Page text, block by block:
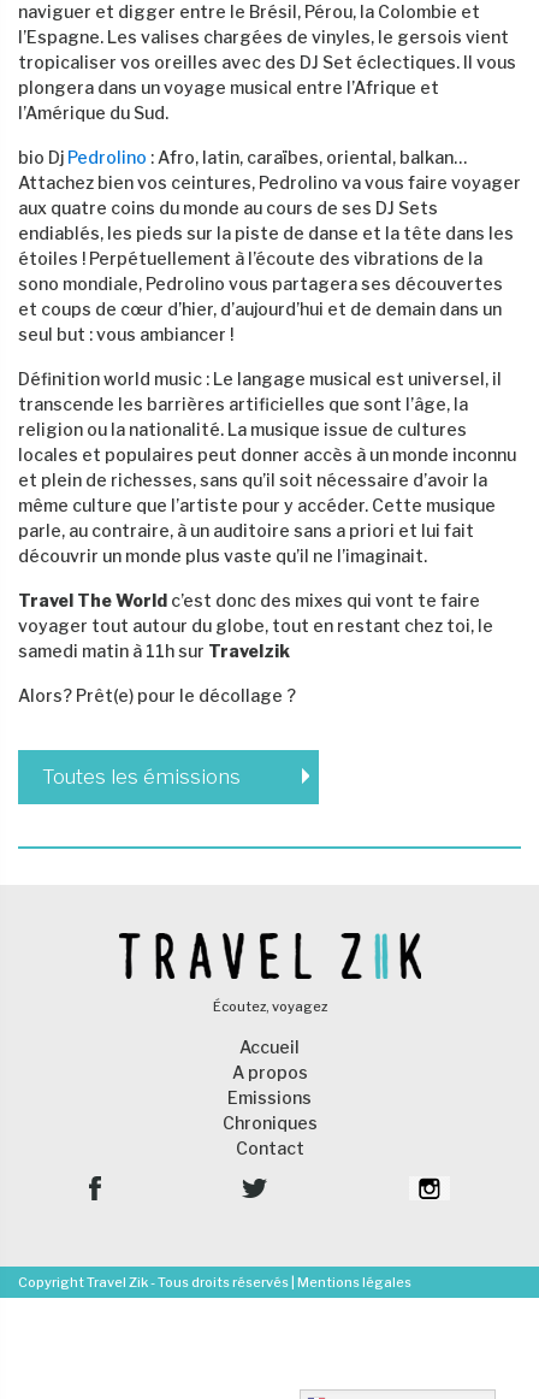
naviguer et digger entre le Brésil, Pérou, la Colombie et
l’Espagne. Les valises chargées de vinyles, le gersois vient
tropicaliser vos oreilles avec des DJ Set éclectiques. Il vous
plongera dans un voyage musical entre l’Afrique et
l’Amérique du Sud.
bio Dj Pedrolino : Afro, latin, caraïbes, oriental, balkan…
Attachez bien vos ceintures, Pedrolino va vous faire voyager
aux quatre coins du monde au cours de ses DJ Sets
endiablés, les pieds sur la piste de danse et la tête dans les
étoiles ! Perpétuellement à l’écoute des vibrations de la
sono mondiale, Pedrolino vous partagera ses découvertes
et coups de cœur d’hier, d’aujourd’hui et de demain dans un
seul but : vous ambiancer !
Définition world music : Le langage musical est universel, il
transcende les barrières artificielles que sont l’âge, la
religion ou la nationalité. La musique issue de cultures
locales et populaires peut donner accès à un monde inconnu
et plein de richesses, sans qu’il soit nécessaire d’avoir la
même culture que l’artiste pour y accéder. Cette musique
parle, au contraire, à un auditoire sans a priori et lui fait
découvrir un monde plus vaste qu’il ne l’imaginait.
Travel The World c’est donc des mixes qui vont te faire
voyager tout autour du globe, tout en restant chez toi, le
samedi matin à 11h sur Travelzik
Alors? Prêt(e) pour le décollage ?
Toutes les émissions
Écoutez, voyagez
Accueil
A propos
Emissions
Chroniques
Contact
Copyright Travel Zik - Tous droits réservés | Mentions légales